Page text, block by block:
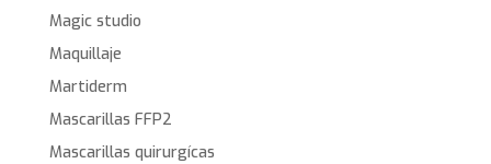
Magic studio
Maquillaje
Martiderm
Mascarillas FFP2
Mascarillas quirurgícas